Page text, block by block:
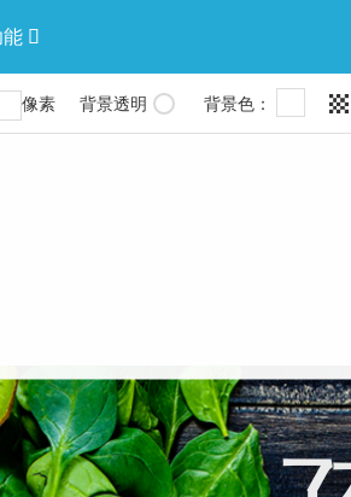

像素 背景透明 背景色： 